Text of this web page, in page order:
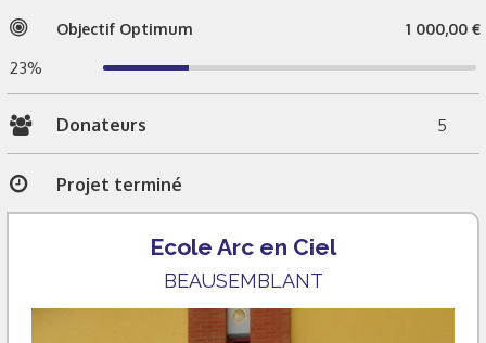
Objectif Optimum 1 000,00 €
23%
Donateurs 5
Projet terminé
Ecole Arc en Ciel
BEAUSEMBLANT